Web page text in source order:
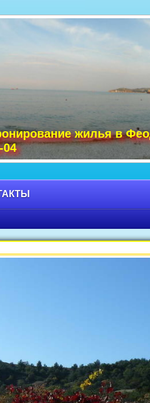
жилья в
04
Крым Судак
фото, море Крым